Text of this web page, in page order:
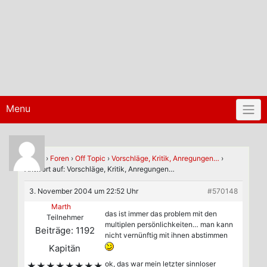
Menu
Home › Foren › Off Topic › Vorschläge, Kritik, Anregungen… ›
Antwort auf: Vorschläge, Kritik, Anregungen…
3. November 2004 um 22:52 Uhr
#570148
Marth
Teilnehmer
Beiträge: 1192
Kapitän
das ist immer das problem mit den
multiplen persönlichkeiten… man kann
nicht vernünftig mit ihnen abstimmen
ok, das war mein letzter sinnloser